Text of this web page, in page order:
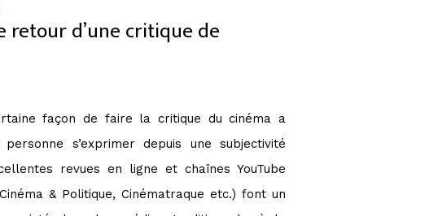
retour d’une critique de
façon de faire la critique du cinéma a
s’exprimer depuis une subjectivité
revues en ligne et chaînes YouTube
& Politique, Cinématraque etc.) font un